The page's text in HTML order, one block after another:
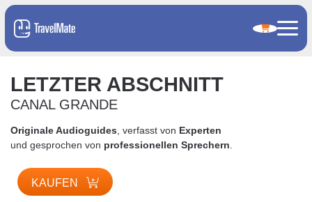
LETZTER ABSCHNITT
CANAL GRANDE
Originale Audioguides , verfasst von Experten
und gesprochen von professionellen Sprechern
KAUFEN